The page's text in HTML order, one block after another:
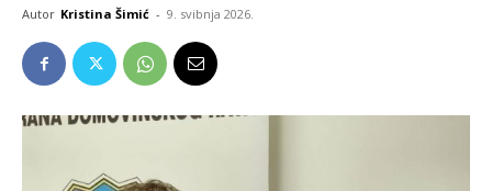
Autor Kristina Šimić - 9. svibnja 2026.